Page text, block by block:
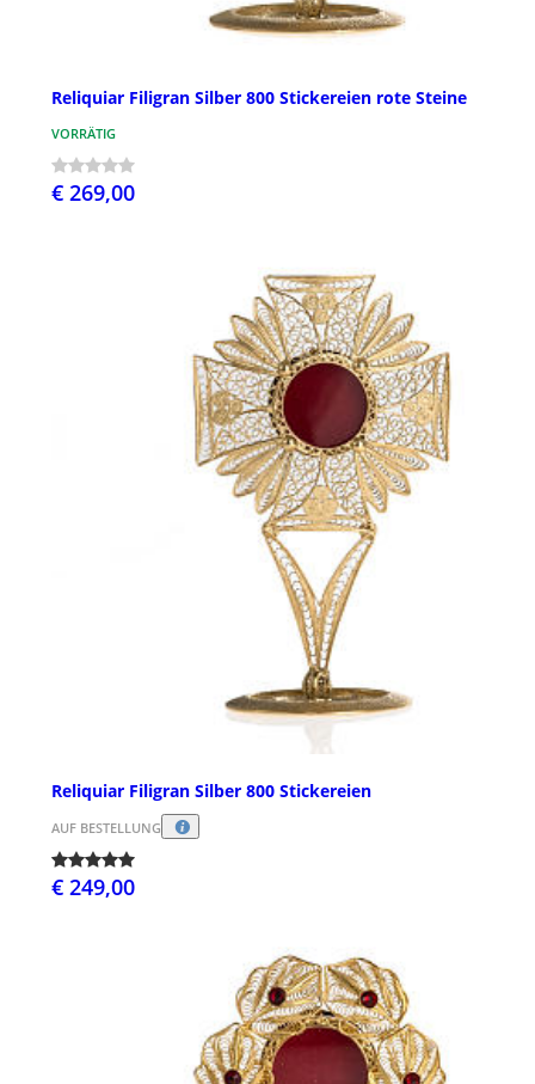
Reliquiar Filigran Silber 800 Stickereien rote Steine
VORRÄTIG
€ 269,00
Reliquiar Filigran Silber 800 Stickereien
AUF BESTELLUNG
€ 249,00